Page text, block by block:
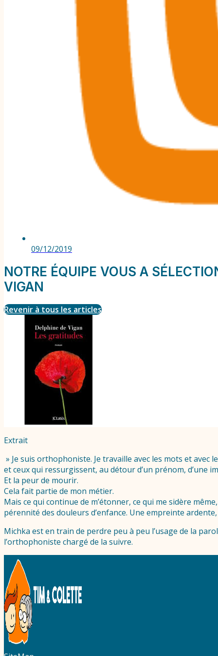
09/12/2019
NOTRE ÉQUIPE VOUS A
VIGAN
Revenir à tous les articles
Extrait
» Je suis orthophoniste. Je travaille avec les mots et avec
et ceux qui ressurgissent, au détour d’un prénom, d’une
Et la peur de mourir.
Cela fait partie de mon métier.
Mais ce qui continue de m’étonner, ce qui me sidère
pérennité des douleurs d’enfance. Une empreinte
Michka est en train de perdre peu à peu l’usage de la
l’orthophoniste chargé de la suivre.